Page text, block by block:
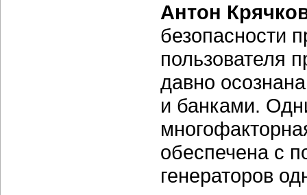
Антон
безопасности
пользователя
давно
и банками.
обеспечена с
генераторов